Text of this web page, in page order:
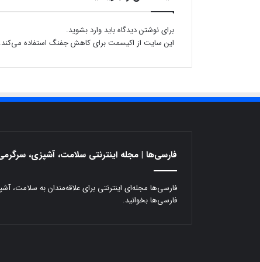
برای نوشتن دیدگاه باید وارد بشوید.
این سایت از اکیسمت برای کاهش جفنگ استفاده می‌کند.
فارسی‌ها | مجله اینترنتی سلامت، آشپزی،
فارسی‌ها مجله‌ای اینترنتی برای علاقه‌مندان به سلامت،
فارسی‌ها بخوانید.